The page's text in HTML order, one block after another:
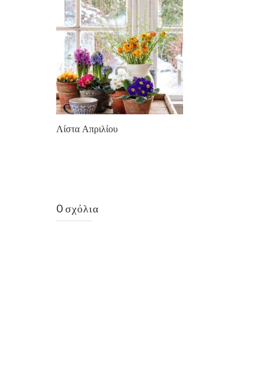
Λίστα Απριλίου
0 σχόλια